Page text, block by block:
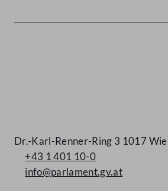
Dr.-Karl-Renner-Ring 3 1017
+43 1 401 10-0
info@parlament.gv.at